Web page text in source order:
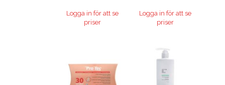
Logga in för att se
priser
Logga in för att se
priser